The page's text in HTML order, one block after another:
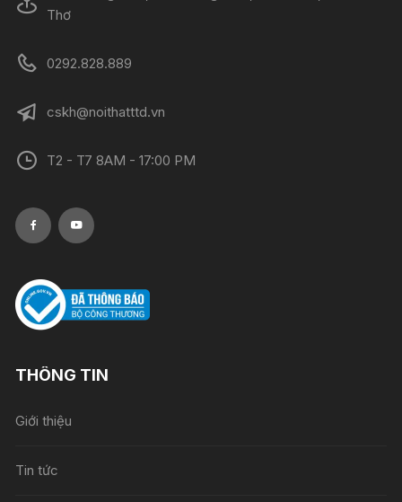
Thơ
0292.828.889
cskh@noithatttd.vn
T2 - T7 8AM - 17:00 PM
THÔNG TIN
Giới thiệu
Tin tức